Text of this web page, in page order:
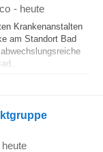
- heute
Krankenanstalten
am Standort Bad
heute